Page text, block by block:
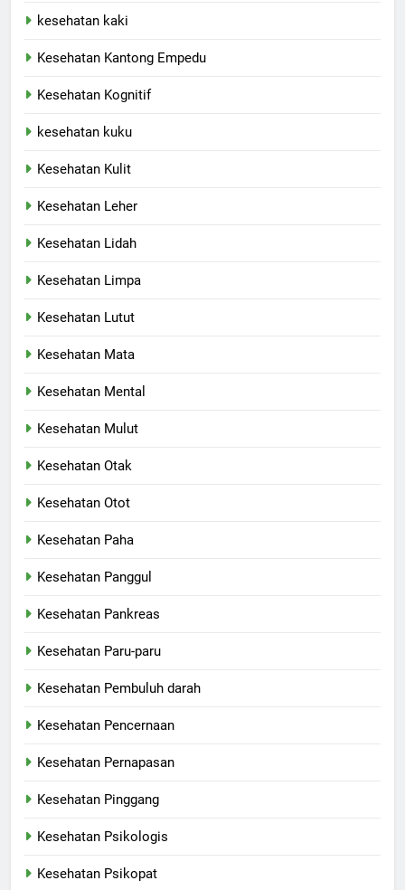
kesehatan kaki
Kesehatan Kantong Empedu
Kesehatan Kognitif
kesehatan kuku
Kesehatan Kulit
Kesehatan Leher
Kesehatan Lidah
Kesehatan Limpa
Kesehatan Lutut
Kesehatan Mata
Kesehatan Mental
Kesehatan Mulut
Kesehatan Otak
Kesehatan Otot
Kesehatan Paha
Kesehatan Panggul
Kesehatan Pankreas
Kesehatan Paru-paru
Kesehatan Pembuluh darah
Kesehatan Pencernaan
Kesehatan Pernapasan
Kesehatan Pinggang
Kesehatan Psikologis
Kesehatan Psikopat